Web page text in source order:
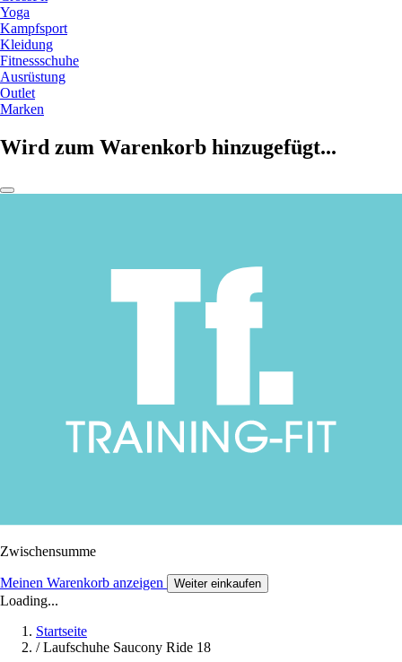
Yoga
Kampfsport
Kleidung
Fitnessschuhe
Ausrüstung
Outlet
Marken
Wird zum Warenkorb hinzugefügt...
Zwischensumme
Meinen Warenkorb anzeigen Weiter einkaufen
Loading...
Startseite
/ Laufschuhe Saucony Ride 18